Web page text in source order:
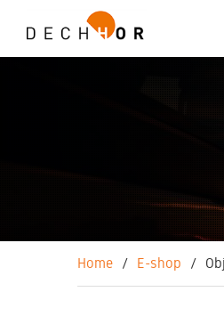
content
Home E-shop